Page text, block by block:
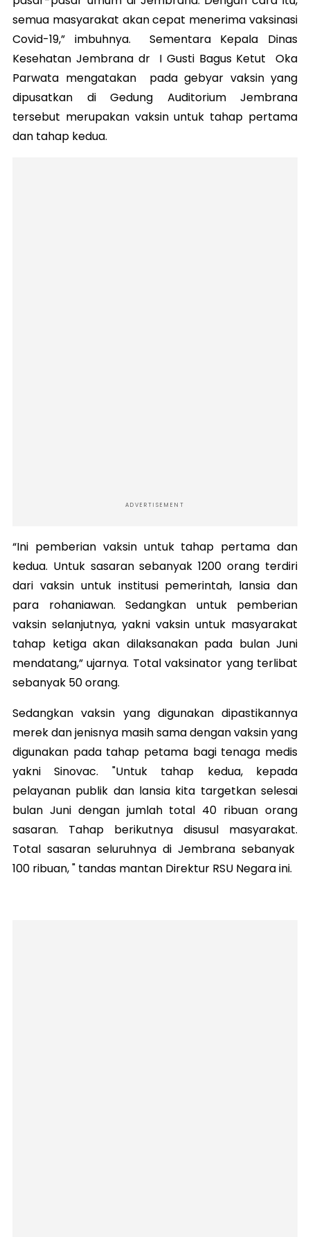
semua masyarakat akan cepat menerima vaksinasi
Covid-19,” imbuhnya. Sementara Kepala Dinas
Kesehatan Jembrana dr I Gusti Bagus Ketut Oka
Parwata mengatakan pada gebyar vaksin yang
dipusatkan di Gedung Auditorium Jembrana
tersebut merupakan vaksin untuk tahap pertama
dan tahap kedua.
ADVERTISEMENT
“Ini pemberian vaksin untuk tahap pertama dan
kedua. Untuk sasaran sebanyak 1200 orang terdiri
dari vaksin untuk institusi pemerintah, lansia dan
para rohaniawan. Sedangkan untuk pemberian
vaksin selanjutnya, yakni vaksin untuk masyarakat
tahap ketiga akan dilaksanakan pada bulan Juni
mendatang,” ujarnya. Total vaksinator yang terlibat
sebanyak 50 orang.
Sedangkan vaksin yang digunakan dipastikannya
merek dan jenisnya masih sama dengan vaksin yang
digunakan pada tahap petama bagi tenaga medis
yakni Sinovac. "Untuk tahap kedua, kepada
pelayanan publik dan lansia kita targetkan selesai
bulan Juni dengan jumlah total 40 ribuan orang
sasaran. Tahap berikutnya disusul masyarakat.
Total sasaran seluruhnya di Jembrana sebanyak
100 ribuan, " tandas mantan Direktur RSU Negara ini.